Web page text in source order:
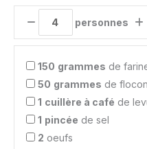
personnes
150 grammes de
50 grammes de
1 cuillère à café de
1 pincée de sel
2 oeufs